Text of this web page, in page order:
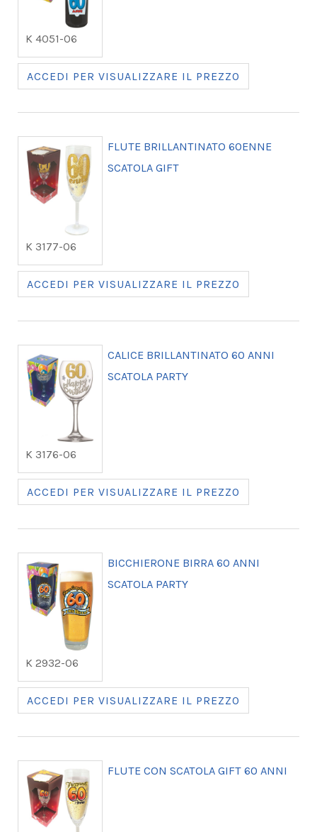
K 4051-06
ACCEDI PER VISUALIZZARE IL PREZZO
K 3177-06
FLUTE BRILLANTINATO 60ENNE
SCATOLA GIFT
ACCEDI PER VISUALIZZARE IL PREZZO
K 3176-06
CALICE BRILLANTINATO 60 ANNI
SCATOLA PARTY
ACCEDI PER VISUALIZZARE IL PREZZO
K 2932-06
BICCHIERONE BIRRA 60 ANNI
SCATOLA PARTY
ACCEDI PER VISUALIZZARE IL PREZZO
FLUTE CON SCATOLA GIFT 60 ANNI